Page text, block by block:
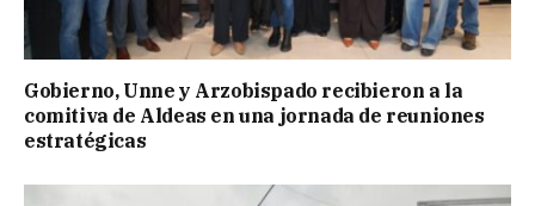
Gobierno, Unne y Arzobispado recibieron a la
comitiva de Aldeas en una jornada de reuniones
estratégicas